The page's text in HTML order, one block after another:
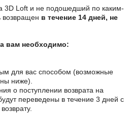
3D Loft и не подошедший по каким-
возвращен в течение 14 дней, не
вам необходимо:
для вас способом (возможные
ниже).
о поступлении возврата на
переведены в течение 3 дней с